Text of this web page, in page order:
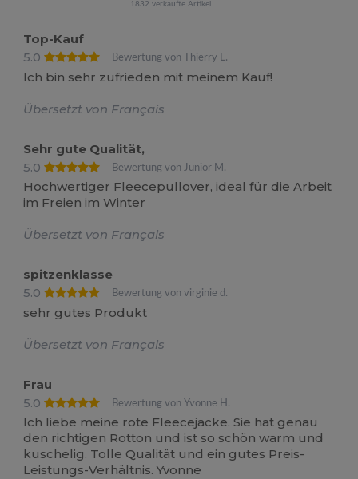
1832 verkaufte Artikel
Top-Kauf
5.0
Bewertung von Thierry L.
Ich bin sehr zufrieden mit meinem Kauf!
Übersetzt von Français
Sehr gute Qualität,
5.0
Bewertung von Junior M.
Hochwertiger Fleecepullover, ideal für die Arbeit
im Freien im Winter
Übersetzt von Français
spitzenklasse
5.0
Bewertung von virginie d.
sehr gutes Produkt
Übersetzt von Français
Frau
5.0
Bewertung von Yvonne H.
Ich liebe meine rote Fleecejacke. Sie hat genau
den richtigen Rotton und ist so schön warm und
kuschelig. Tolle Qualität und ein gutes Preis-
Leistungs-Verhältnis. Yvonne